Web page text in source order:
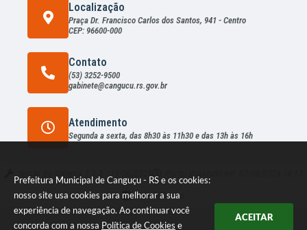
Prefeitura Municipal de Canguçu - RS e os cookies:
nosso site usa cookies para melhorar a sua
experiência de navegação. Ao continuar você
concorda com a nossa Política de Cookies e
ACEITAR
Localização
Praça Dr. Francisco Carlos dos Santos, 941 - Centro
CEP: 96600-000
Contato
(53) 3252-9500
gabinete@cangucu.rs.gov.br
Atendimento
Segunda a sexta, das 8h30 às 11h30 e das 13h às 16h
Dados Abertos